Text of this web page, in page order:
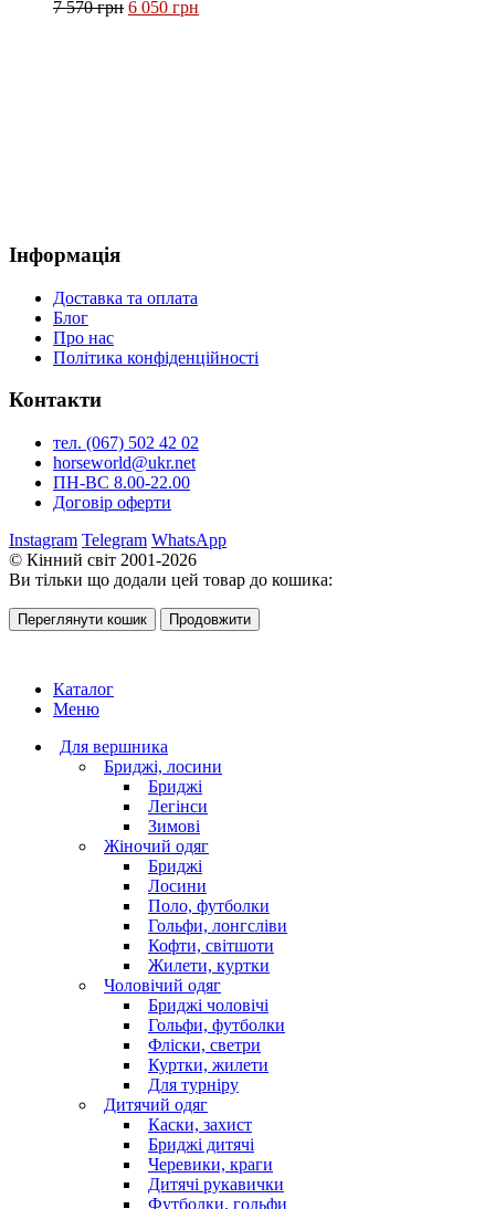
Параметри
7 570грн Оригінальна
6 050 грн
Інформація
Доставка та оплата
Блог
Про нас
Політика конфіденційності
Контакти
тел. (067) 502 42 02
horseworld@ukr.net
ПН-ВС 8.00-22.00
Договір оферти
Instagram Telegram WhatsApp
© Кінний світ 2001-2026
Ви тільки що додали цей товар до кошика:
Переглянути кошик Продовжити
Каталог
Меню
Для вершника
Бриджі, лосини
Бриджі
Легінси
Зимові
Жіночий одяг
Бриджі
Лосини
Поло, футболки
Гольфи, лонгсліви
Кофти, світшоти
Жилети, куртки
Чоловічий одяг
Бриджі чоловічі
Гольфи, футболки
Фліски, светри
Куртки, жилети
Для турніру
Дитячий одяг
Каски, захист
Бриджі дитячі
Черевики, краги
Дитячі рукавички
Футболки, гольфи